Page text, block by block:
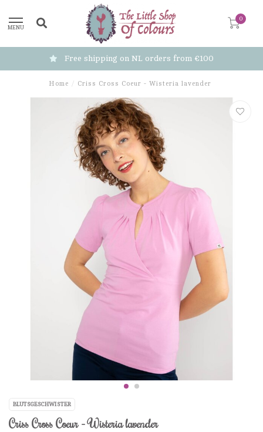
MENU
0
Free shipping on NL orders from €100
Home / Criss Cross Coeur - Wisteria lavender
BLUTSGESCHWISTER
Criss Cross Coeur - Wisteria lavender